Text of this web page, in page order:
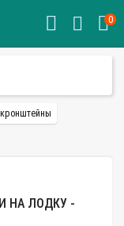
0
НА ЛОДКУ -